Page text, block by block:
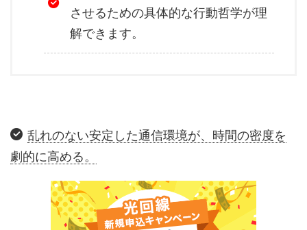
させるための具体的な行動哲学が理
解できます。
乱れのない安定した通信環境が、時間の密度を
劇的に高める。